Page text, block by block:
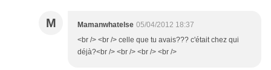
M Mamanwhatelse 05/04/2012 18:37
<br /> <br /> celle que tu avais??? c'était chez qui
déjà?<br /> <br /> <br /> <br />